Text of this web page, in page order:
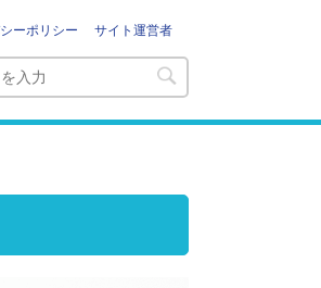
ーポリシー サイト運営者